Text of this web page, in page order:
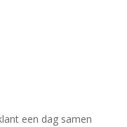
een dag samen